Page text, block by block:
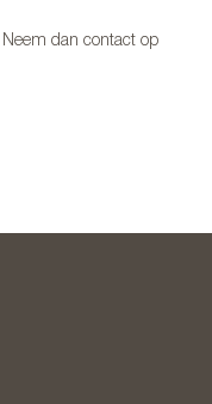
dan contact op